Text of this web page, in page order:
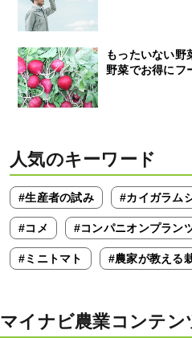
もったいない野
野菜でお得にフ
人気のキーワード
#生産者の試み #カイガラム
#コメ #コンパニオンプラン
#ミニトマト #農家が教える
マイナビ農業コンテン